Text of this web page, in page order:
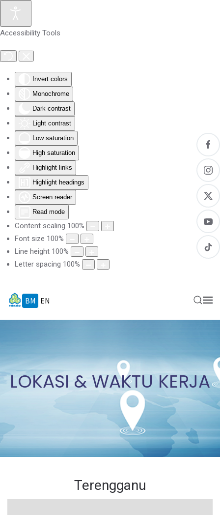
Accessibility Tools
Invert colors
Monochrome
Dark contrast
Light contrast
Low saturation
High saturation
Highlight links
Highlight headings
Screen reader
Read mode
Content scaling 100%
Font size 100%
Line height 100%
Letter spacing 100%
Skip to main content
BM EN
LOKASI & WAKTU KERJA
Terengganu